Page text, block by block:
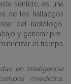
sentido, es una
de los hallazgos
del radiólogo,
y generar pre-
el tiempo
en inteligencia
(medicina,